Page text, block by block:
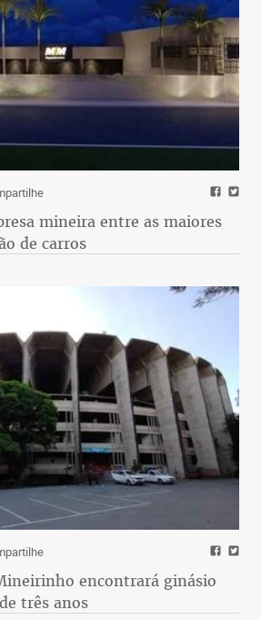
mineira entre as maiores
de carros
encontrará ginásio
três anos